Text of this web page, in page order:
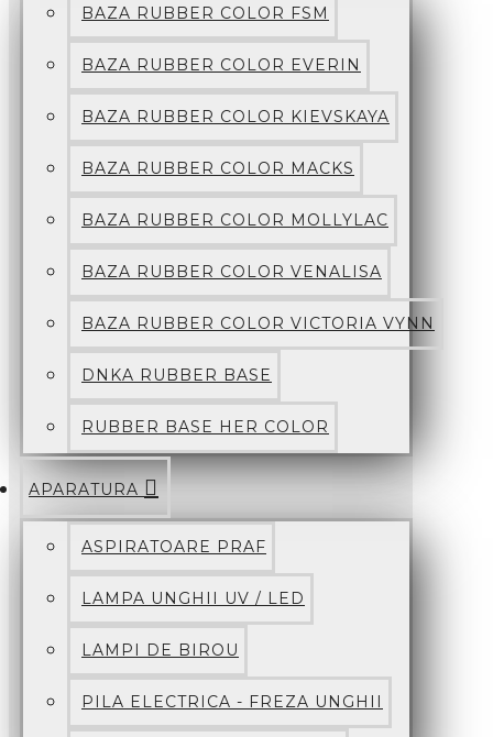
BAZA RUBBER COLOR FSM
BAZA RUBBER COLOR EVERIN
BAZA RUBBER COLOR KIEVSKAYA
BAZA RUBBER COLOR MACKS
BAZA RUBBER COLOR MOLLYLAC
BAZA RUBBER COLOR VENALISA
BAZA RUBBER COLOR VICTORIA VYNN
DNKA RUBBER BASE
RUBBER BASE HER COLOR
APARATURA
ASPIRATOARE PRAF
LAMPA UNGHII UV / LED
LAMPI DE BIROU
PILA ELECTRICA - FREZA UNGHII